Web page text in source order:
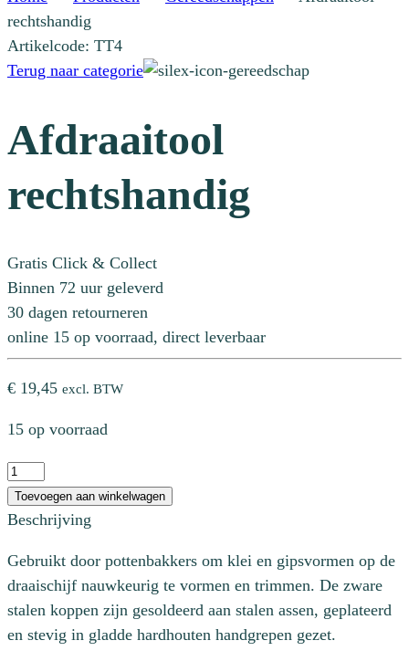
rechtshandig
Artikelcode: TT4
Terug naar categorie
Afdraaitool
rechtshandig
Gratis Click & Collect
Binnen 72 uur geleverd
30 dagen retourneren
online 15 op voorraad, direct leverbaar
€ 19,45 excl. BTW
15 op voorraad
Afdraaitool
rechtshandig
aantal
Toevoegen aan winkelwagen
Beschrijving
Gebruikt door pottenbakkers om klei en gipsvormen op de
draaischijf nauwkeurig te vormen en trimmen. De zware
stalen koppen zijn gesoldeerd aan stalen assen, geplateerd
en stevig in gladde hardhouten handgrepen gezet.